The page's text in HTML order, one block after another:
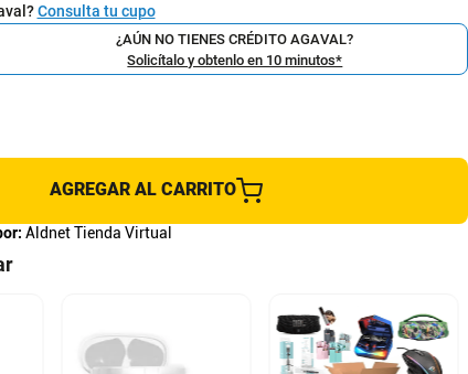
Consulta tu cupo
¿AÚN NO TIENES CRÉDITO AGAVAL?
Solicítalo y obtenlo en 10 minutos*
AGREGAR AL CARRITO
Aldnet Tienda Virtual